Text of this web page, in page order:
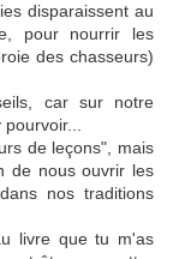
disparaissent au
pour nourrir les
des chasseurs)
car sur notre
de leçons", mais
de nous ouvrir les
nos traditions
livre que tu m'as